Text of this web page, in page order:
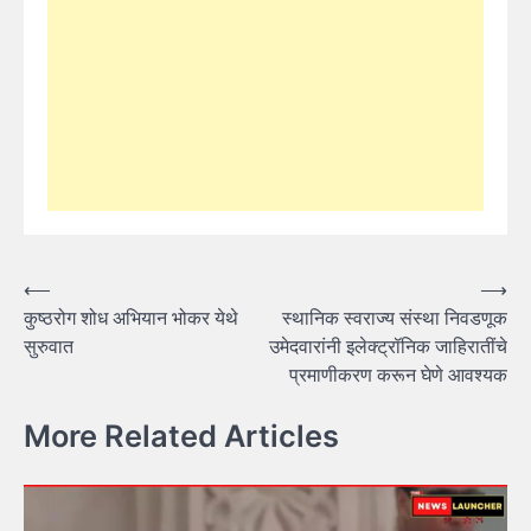
Post
navigation
⟵
कुष्ठरोग शोध अभियान भोकर येथे
सुरुवात
स्थानिक स्वराज्य संस्था निवडणूक
उमेदवारांनी इलेक्ट्रॉनिक जाहिरातींचे
प्रमाणीकरण करून घेणे आवश्यक
⟶
More Related Articles